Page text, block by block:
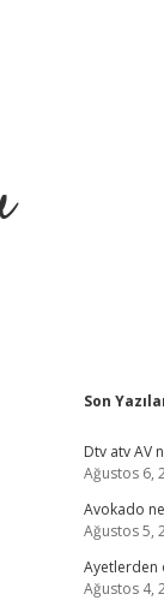
Son
Dtv atv AV
Ağustos 6,
Avokado
Ağustos 5,
Ayetlerden
Ağustos 4,